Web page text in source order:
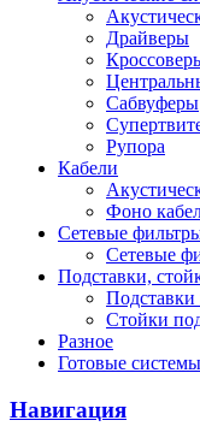
Драйверы
Сабвуферы
Рупора
Кабели
Фоно
Сетевые
Сетевые
Подставки,
Подставки
Стойки
Разное
Готовые системы
Навигация